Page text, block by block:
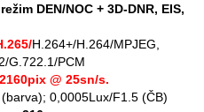
DEN/NOC + 3D-DNR, EIS,
H.264+/H.264/MPJEG,
G.722.1/PCM
@ 25sn/s.
0,0005Lux/F1.5 (ČB)